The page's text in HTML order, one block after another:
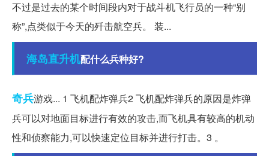
不过是过去的某个时间段内对于战斗机飞行员的一种“别
称”,点类似于今天的歼击航空兵。 装...
海岛直升机配什么兵种好?
奇兵游戏... 1 飞机配炸弹兵2 飞机配炸弹兵的原因是炸弹
兵可以对地面目标进行有效的攻击,而飞机具有较高的机动
性和侦察能力,可以快速定位目标并进行打击。3 。